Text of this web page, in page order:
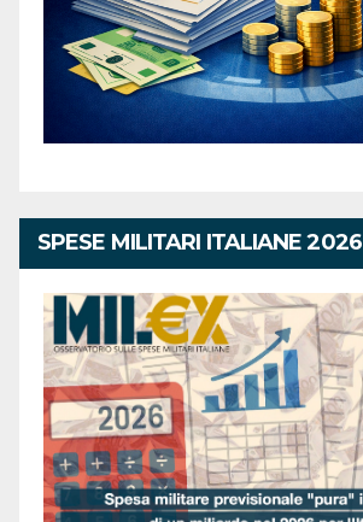
SPESE MILITARI ITALIANE 2026